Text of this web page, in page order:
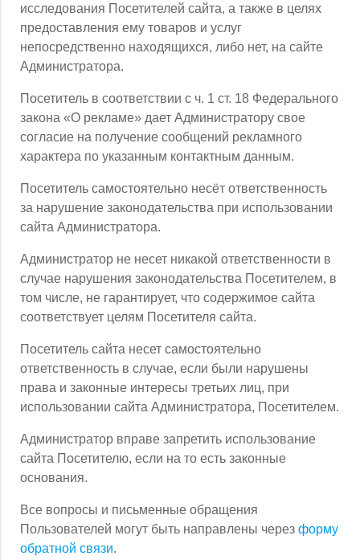
исследования Посетителей сайта, а также в целях
предоставления ему товаров и услуг
непосредственно находящихся, либо нет, на сайте
Администратора.
Посетитель в соответствии с ч. 1 ст. 18 Федерального
закона «О рекламе» дает Администратору свое
согласие на получение сообщений рекламного
характера по указанным контактным данным.
Посетитель самостоятельно несёт ответственность
за нарушение законодательства при использовании
сайта Администратора.
Администратор не несет никакой ответственности в
случае нарушения законодательства Посетителем, в
том числе, не гарантирует, что содержимое сайта
соответствует целям Посетителя сайта.
Посетитель сайта несет самостоятельно
ответственность в случае, если были нарушены
права и законные интересы третьих лиц, при
использовании сайта Администратора, Посетителем.
Администратор вправе запретить использование
сайта Посетителю, если на то есть законные
основания.
Все вопросы и письменные обращения
Пользователей могут быть направлены через форму
обратной связи.